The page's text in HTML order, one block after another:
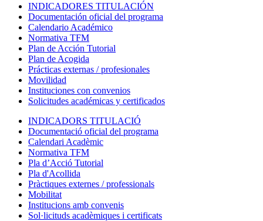
INDICADORES TITULACIÓN
Documentación oficial del programa
Calendario Académico
Normativa TFM
Plan de Acción Tutorial
Plan de Acogida
Prácticas externas / profesionales
Movilidad
Instituciones con convenios
Solicitudes académicas y certificados
INDICADORS TITULACIÓ
Documentació oficial del programa
Calendari Acadèmic
Normativa TFM
Pla d’Acció Tutorial
Pla d'Acollida
Pràctiques externes / professionals
Mobilitat
Institucions amb convenis
Sol·licituds acadèmiques i certificats